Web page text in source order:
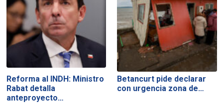
Reforma al INDH: Ministro
Rabat detalla
anteproyecto…
Betancurt pide declarar
con urgencia zona de…